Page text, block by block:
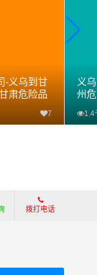
-义乌到甘
肃危险品
7
义
州
1.4
拨打电话